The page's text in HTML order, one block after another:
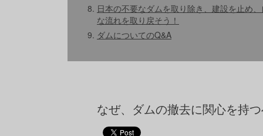
日本の不要なダムを取り除き、建設を止め
な流れを取り戻そう！
ダムについてのQ&A
なぜ、ダムの撤去に関心を持